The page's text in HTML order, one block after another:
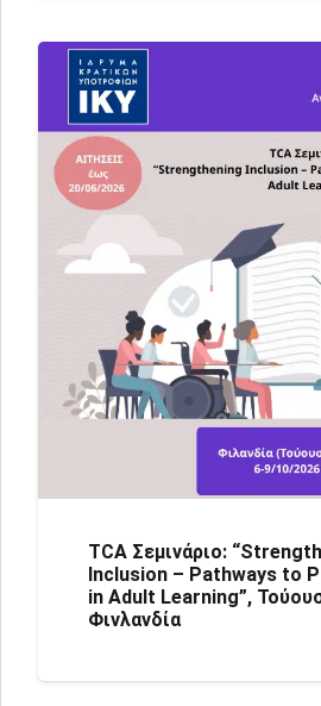
TCA Σεμινάριο:
Inclusion – Pathways to
in Adult Learning”,
Φινλανδία